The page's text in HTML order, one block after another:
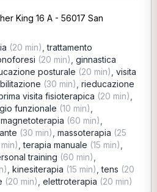
King 16 A - 56017 San
(20 min) ,trattamento
(20 min) ginnastica
posturale (20 min) visita
(30 min) rieducazione
visita fisioterapica (20 min)
funzionale (10 min)
magnetoterapia (60 min)
(30 min) massoterapia (25
min) ,terapia manuale (15 min)
training (60 min)
kinesiterapia (15 min) ,tens (20
(20 min) elettroterapia (20 min)